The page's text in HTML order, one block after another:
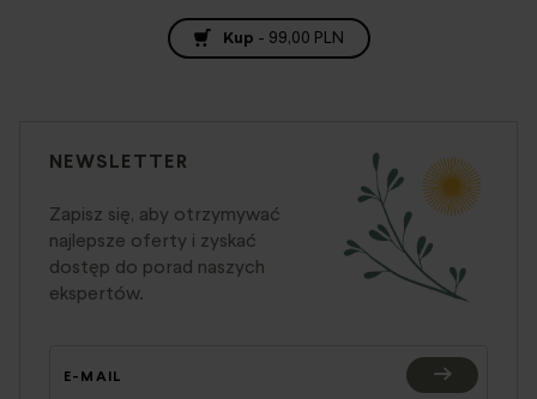
Kup - 99,00 PLN
NEWSLETTER
Zapisz się, aby otrzymywać
najlepsze oferty i zyskać
dostęp do porad naszych
ekspertów.
E-MAIL